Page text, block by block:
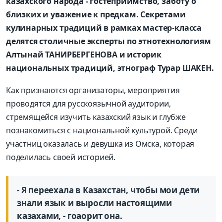
близких и уважение к предкам. Секретами
кулинарных традиций в рамках мастер-класса
делятся столичные эксперты по этнотехнологиям
Алтынай ТАНИРБЕРГЕНОВА и историк
национальных традиций, этнограф Турар ШАКЕН.
Как признаются организаторы, мероприятия
проводятся для русскоязычной аудитории,
стремящейся изучить казахский язык и глубже
познакомиться с национальной культурой. Среди
участниц оказалась и девушка из Омска, которая
поделилась своей историей.
- Я переехала в Казахстан, чтобы мои дети
знали язык и выросли настоящими
казахами, - гоаорит она.